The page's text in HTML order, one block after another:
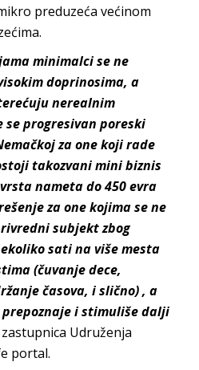
preduzeća većinom
minimalci se ne
doprinosima, a
nerealnim
progresivan poreski
za one koji rade
takozvani mini biznis
nameta do 450 evra
za one kojima se ne
subjekt zbog
sati na više mesta
(čuvanje dece,
časova, i slično) , a
i stimuliše dalji
Udruženja
portal.